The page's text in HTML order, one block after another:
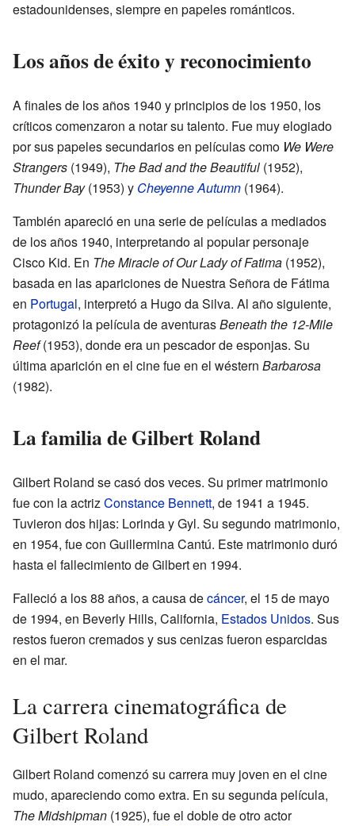
estadounidenses, siempre en papeles románticos.
Los años de éxito y reconocimiento
A finales de los años 1940 y principios de los 1950, los
críticos comenzaron a notar su talento. Fue muy elogiado
por sus papeles secundarios en películas como We Were
Strangers (1949), The Bad and the Beautiful (1952),
Thunder Bay(1953) y Cheyenne Autumn (1964).
También apareció en una serie de películas a mediados
de los años 1940, interpretando al popular personaje
Cisco Kid. En The Miracle of Our Lady of Fatima (1952),
basada en las apariciones de Nuestra Señora de Fátima
en Portugal, interpretó a Hugo da Silva. Al año siguiente,
protagonizó la película de aventurasBeneath the 12-Mile
Reef(1953), donde era un pescador de esponjas. Su
última aparición en el cine fue en el wéstern Barbarosa
(1982).
La familia de Gilbert Roland
Gilbert Roland se casó dos veces. Su primer matrimonio
fue con la actrizConstance Bennett, de 1941 a 1945.
Tuvieron dos hijas: Lorinda y Gyl. Su segundo matrimonio,
en 1954, fue con Guillermina Cantú. Este matrimonio duró
hasta el fallecimiento de Gilbert en 1994.
Falleció a los 88 años, a causa decáncer, el 15 de mayo
de 1994, en Beverly Hills, California, Estados Unidos. Sus
restos fueron cremados y sus cenizas fueron esparcidas
en el mar.
La carrera cinematográfica de
Gilbert Roland
Gilbert Roland comenzó su carrera muy joven en el cine
mudo, apareciendo como extra. En su segunda película,
The Midshipman (1925), fue el doble de otro actor